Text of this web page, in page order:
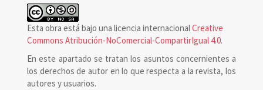
Esta obra está bajo una licencia internacionalCreative
Commons Atribución-NoComercial-CompartirIgual 4.0.
En este apartado se tratan los asuntos concernientes a
los derechos de autor en lo que respecta a la revista, los
autores y usuarios.